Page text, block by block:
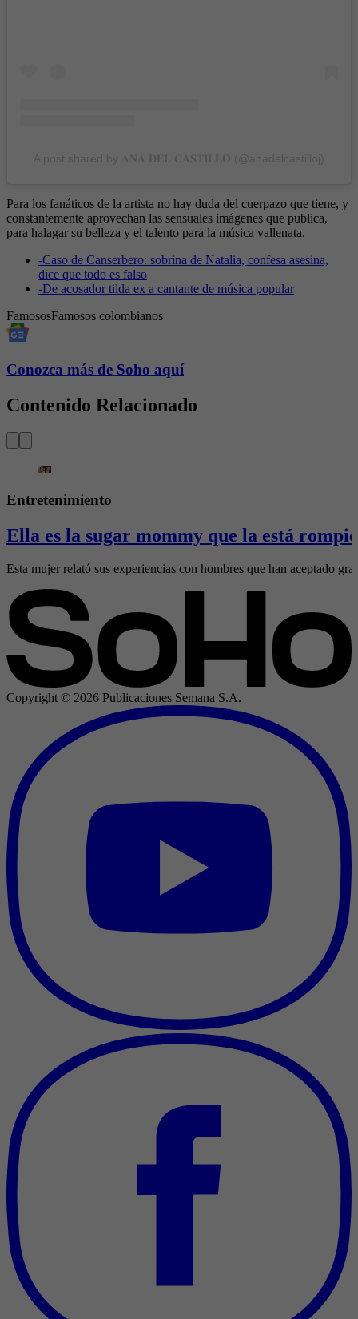
Para los fanáticos de la artista no hay duda del cuerpazo que tiene, y
constantemente aprovechan las sensuales imágenes que publica,
para halagar su belleza y el talento para la música vallenata.
-Caso de Canserbero: sobrina de Natalia, confesa asesina,
dice que todo es falso
-De acosador tilda ex a cantante de música popular
FamososFamosos colombianos
Conozca más de Soho aquí
Contenido Relacionado
Entretenimiento
Ella es la sugar mommy que la está
Esta mujer relató sus experiencias con hombres que han aceptado
Copyright © 2026 Publicaciones Semana S.A.